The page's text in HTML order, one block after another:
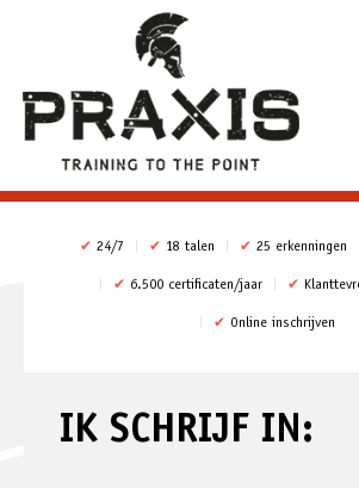
✔ 24/7 ✔ 18 talen ✔ 25 erkenningen
✔ 6.500 certificaten/jaar ✔
✔ Online inschrijven
IK SCHRIJF IN: